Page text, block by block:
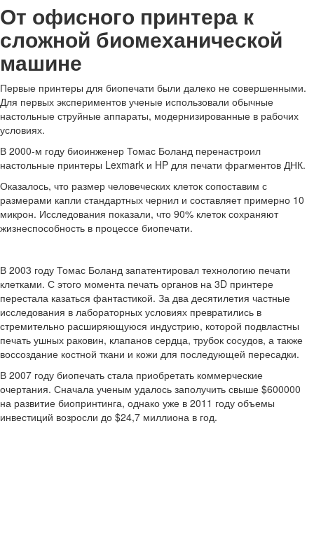
От офисного принтера к
сложной биомеханической
машине
Первые принтеры для биопечати были далеко не совершенными.
Для первых экспериментов ученые использовали обычные
настольные струйные аппараты, модернизированные в рабочих
условиях.
В 2000-м году биоинженер Томас Боланд перенастроил
настольные принтеры Lexmark и HP для печати фрагментов ДНК.
Оказалось, что размер человеческих клеток сопоставим с
размерами капли стандартных чернил и составляет примерно 10
микрон. Исследования показали, что 90% клеток сохраняют
жизнеспособность в процессе биопечати.
В 2003 году Томас Боланд запатентировал технологию печати
клетками. С этого момента печать органов на 3D принтере
перестала казаться фантастикой. За два десятилетия частные
исследования в лабораторных условиях превратились в
стремительно расширяющуюся индустрию, которой подвластны
печать ушных раковин, клапанов сердца, трубок сосудов, а также
воссоздание костной ткани и кожи для последующей пересадки.
В 2007 году биопечать стала приобретать коммерческие
очертания. Сначала ученым удалось заполучить свыше $600000
на развитие биопринтинга, однако уже в 2011 году объемы
инвестиций возросли до $24,7 миллиона в год.